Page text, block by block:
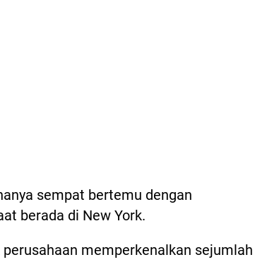
sempat bertemu dengan
berada di New York.
memperkenalkan sejumlah